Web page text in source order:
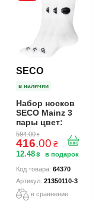
SECO
в наличии
Набор носков
SECO Mainz 3
пары цвет:
белый
594.00 ₴
416.00 ₴
12.48 ₴
64370
21350110-3
в сравнение